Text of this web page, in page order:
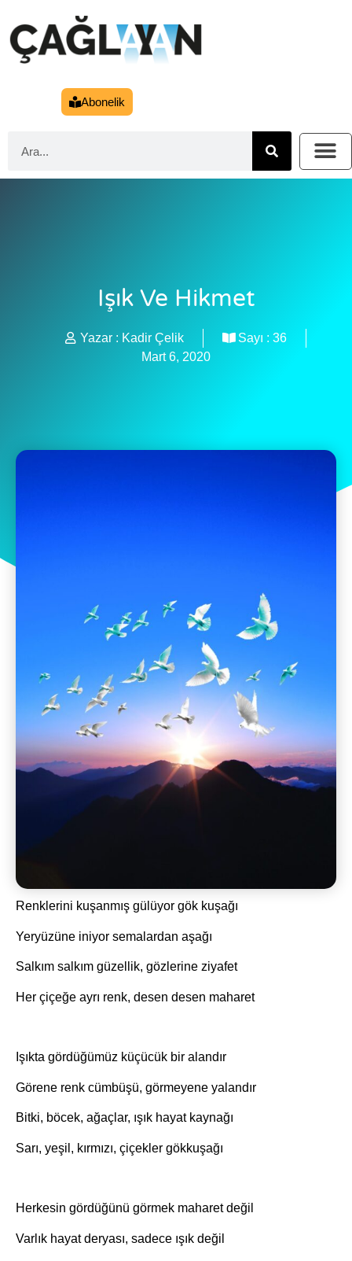
Abonelik
Işık Ve Hikmet
Yazar : Kadir Çelik Sayı : 36
Mart 6, 2020
Renklerini kuşanmış gülüyor gök kuşağı
Yeryüzüne iniyor semalardan aşağı
Salkım salkım güzellik, gözlerine ziyafet
Her çiçeğe ayrı renk, desen desen maharet
Işıkta gördüğümüz küçücük bir alandır
Görene renk cümbüşü, görmeyene yalandır
Bitki, böcek, ağaçlar, ışık hayat kaynağı
Sarı, yeşil, kırmızı, çiçekler gökkuşağı
Herkesin gördüğünü görmek maharet değil
Varlık hayat deryası, sadece ışık değil